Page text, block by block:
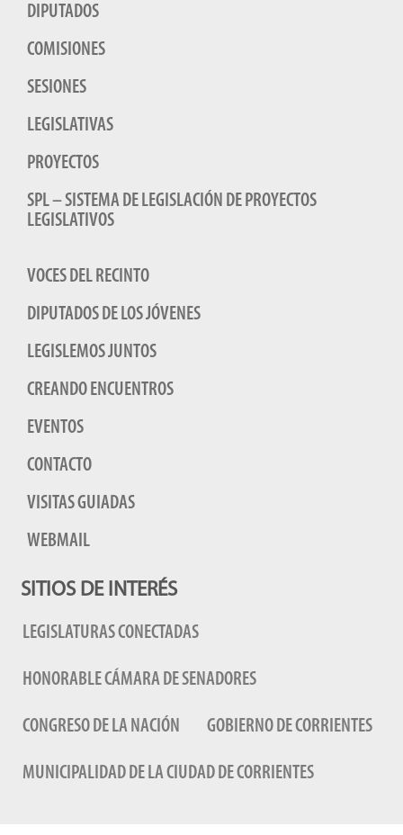
DIPUTADOS
COMISIONES
SESIONES
LEGISLATIVAS
PROYECTOS
SPL – SISTEMA DE LEGISLACIÓN DE PROYECTOS
LEGISLATIVOS
VOCES DEL RECINTO
DIPUTADOS DE LOS JÓVENES
LEGISLEMOS JUNTOS
CREANDO ENCUENTROS
EVENTOS
CONTACTO
VISITAS GUIADAS
WEBMAIL
SITIOS DE INTERÉS
LEGISLATURAS CONECTADAS
HONORABLE CÁMARA DE SENADORES
CONGRESO DE LA NACIÓN GOBIERNO DE CORRIENTES
MUNICIPALIDAD DE LA CIUDAD DE CORRIENTES